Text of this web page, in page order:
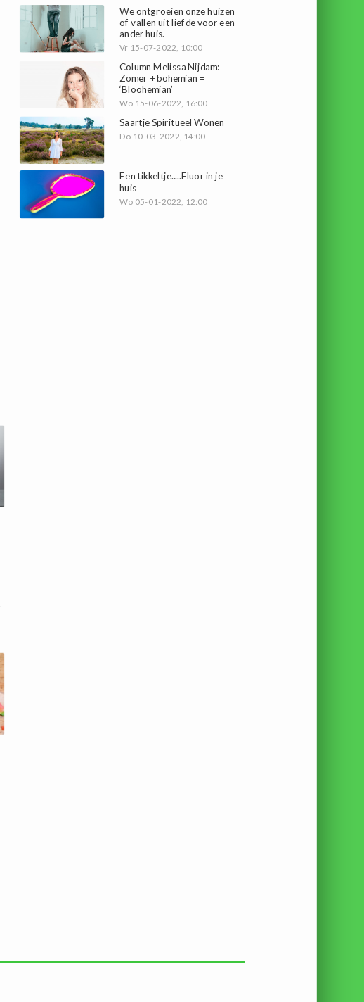
We ontgroeien onze huizen
of vallen uit liefde voor een
ander huis.
Vr 15-07-2022, 10:00
Column Melissa Nijdam:
Zomer + bohemian =
‘Bloohemian’
Wo 15-06-2022, 16:00
Saartje Spiritueel Wonen
Do 10-03-2022, 14:00
Een tikkeltje.....Fluor in je
huis
Wo 05-01-2022, 12:00